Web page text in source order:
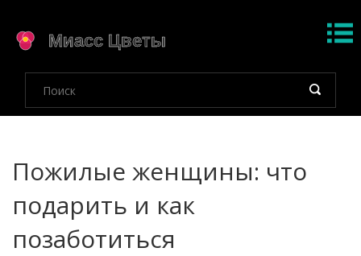
Пожилые женщины: что
подарить и как
позаботиться